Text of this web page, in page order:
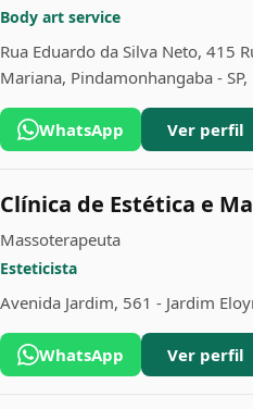
Body art service
Rua Eduardo da Silva Neto, 415
Mariana, Pindamonhangaba -
WhatsApp Ver perfil
Clínica de Estética e
Massoterapeuta
Esteticista
Avenida Jardim, 561 - Jardim
WhatsApp Ver perfil